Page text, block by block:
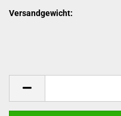
Versandgewicht: